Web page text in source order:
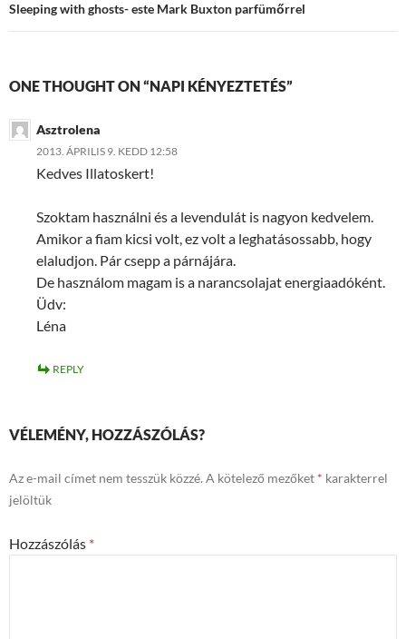
Sleeping with ghosts- este Mark Buxton parfümőrrel
ONE THOUGHT ON “NAPI KÉNYEZTETÉS”
Asztrolena
2013. ÁPRILIS 9. KEDD 12:58
Kedves Illatoskert!
Szoktam használni és a levendulát is nagyon kedvelem.
Amikor a fiam kicsi volt, ez volt a leghatásossabb, hogy
elaludjon. Pár csepp a párnájára.
De használom magam is a narancsolajat energiaadóként.
Üdv:
Léna
REPLY
VÉLEMÉNY, HOZZÁSZÓLÁS?
Az e-mail címet nem tesszük közzé. A kötelező mezőket * karakterrel
jelöltük
Hozzászólás *